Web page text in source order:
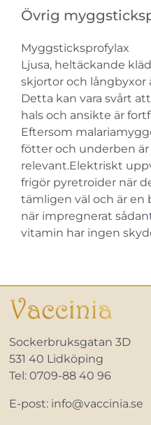
Övrig
Myggsticksprofylax
Ljusa, heltäckande
skjortor och långbyxor
Detta kan vara svårt
hals och ansikte är
Eftersom
fötter och underben
relevant.Elektriskt
frigör pyretroider när
tämligen väl och är en
när impregnerat
vitamin har ingen
Sockerbruksgatan 3D
531 40 Lidköping
Tel: 0709-88 40 96
E-post: info@vaccinia.se